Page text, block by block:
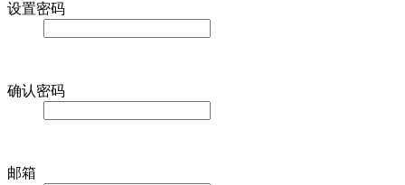
设置密码
确认密码
邮箱